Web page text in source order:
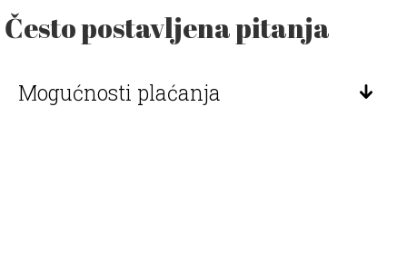
Često postavljena pitanja
Mogućnosti plaćanja